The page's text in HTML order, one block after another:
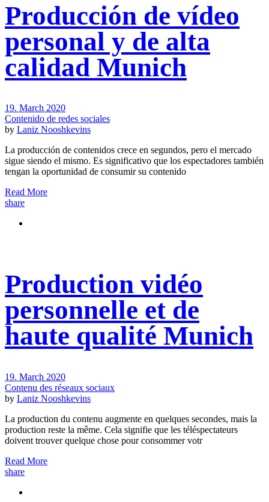
Producción de vídeo
personal y de alta
calidad Munich
19. March 2020
Contenido de redes sociales
by Laniz Nooshkevins
La producción de contenidos crece en segundos, pero el mercado
sigue siendo el mismo. Es significativo que los espectadores también
tengan la oportunidad de consumir su contenido
Read More
share
Production vidéo
personnelle et de
haute qualité Munich
19. March 2020
Contenu des réseaux sociaux
by Laniz Nooshkevins
La production du contenu augmente en quelques secondes, mais la
production reste la même. Cela signifie que les téléspectateurs
doivent trouver quelque chose pour consommer votr
Read More
share